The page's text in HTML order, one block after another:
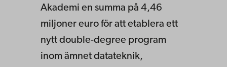
Akademi en summa på 4,46
miljoner euro för att etablera ett
nytt double-degree program
inom ämnet datateknik,